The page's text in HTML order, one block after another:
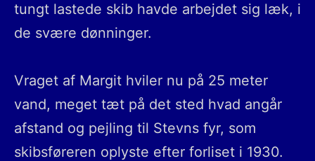
tungt lastede skib havde arbejdet sig læk, i
de svære dønninger.
Vraget af Margit hviler nu på 25 meter
vand, meget tæt på det sted hvad angår
afstand og pejling til Stevns fyr, som
skibsføreren oplyste efter forliset i 1930.